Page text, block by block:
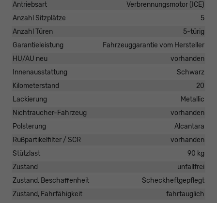
Antriebsart
Verbrennungsmotor (ICE)
Anzahl Sitzplätze
5
Anzahl Türen
5-türig
Garantieleistung
Fahrzeuggarantie vom Hersteller
HU/AU neu
vorhanden
Innenausstattung
Schwarz
Kilometerstand
20
Lackierung
Metallic
Nichtraucher-Fahrzeug
vorhanden
Polsterung
Alcantara
Rußpartikelfilter / SCR
vorhanden
Stützlast
90 kg
Zustand
unfallfrei
Zustand, Beschaffenheit
Scheckheftgepflegt
Zustand, Fahrfähigkeit
fahrtauglich